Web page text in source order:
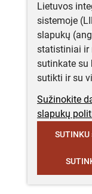
Lietuvos
sistemoje
slapukų
statistiniai ir
sutinkate su
sutikti ir su
Sužinokite
slapukų